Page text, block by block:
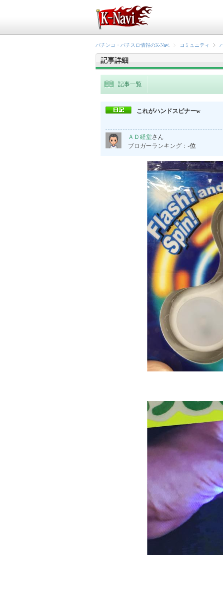
パチンコ・パチスロ情報のK-Navi コミュニティ
記事詳細
記事一覧
これがハンドスピナーw
ＡＤ経堂さん
ブロガーランキング： -位